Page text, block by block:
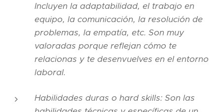
Incluyen la adaptabilidad, el trabajo en
equipo, la comunicación, la resolución de
problemas, la empatía, etc. Son muy
valoradas porque reflejan cómo te
relacionas y te desenvuelves en el entorno
laboral.
Habilidades duras o hard skills: Son las